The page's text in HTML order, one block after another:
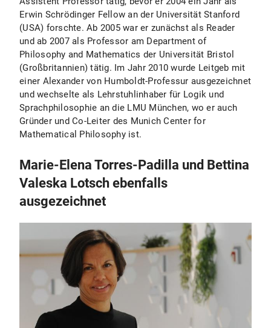
Erwin Schrödinger Fellow an der Universität Stanford
(USA) forschte. Ab 2005 war er zunächst als Reader
und ab 2007 als Professor am Department of
Philosophy and Mathematics der Universität Bristol
(Großbritannien) tätig. Im Jahr 2010 wurde Leitgeb mit
einer Alexander von Humboldt-Professur ausgezeichnet
und wechselte als Lehrstuhlinhaber für Logik und
Sprachphilosophie an die LMU München, wo er auch
Gründer und Co-Leiter des Munich Center for
Mathematical Philosophy ist.
Marie-Elena Torres-Padilla und Bettina
Valeska Lotsch ebenfalls
ausgezeichnet